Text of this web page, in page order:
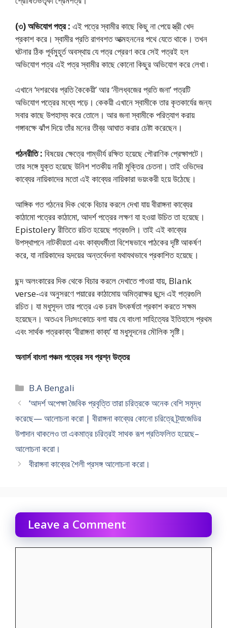
(৩) অভিযোগ পত্র : এই পত্রে স্বামীর কাছে কিছু না পেয়ে স্ত্রী খেদ
প্রকাশ করে। স্বামীর প্রতি রাগবশত আত্মহননের পথে যেতে থাকে। তখন
ঘটনার ঠিক পূর্বমুহূর্ত অবস্থায় যে পত্র প্রেরণ করে সেই পত্রই হল
অভিযোগ পত্র এই পত্র স্বামীর কাছে কোনো কিছুর অভিযোগ করে লেখা ৷
এখানে ‘দশরথের প্রতি কৈকেয়ী’ আর ‘নীলধ্বজের প্রতি জনা’ পত্রটি
অভিযোগ পত্রের মধ্যে পড়ে। কেকয়ী এখানে স্বামীকে তার কৃতকার্যের জন্য
সবার কাছে উপহাস্য করে তোলে। আর জনা স্বামীকে পরিত্যাগ করায়
গঙ্গাবক্ষে ঝাঁপ দিয়ে তাঁর মনের তীব্র আঘাত করার চেষ্টা করেছেন।
গঠনরীতি : বিষয়ের ক্ষেত্রে গাম্ভীর্য রক্ষিত হয়েছে পৌরাণিক প্রেক্ষাপটে।
তার সঙ্গে যুক্ত হয়েছে উনিশ শতকীয় নারী মুক্তির চেতনা। তাই ওভিদের
কাব্যের নায়িকাদের মতো এই কাব্যের নায়িকারা ভয়ংকরী হয়ে উঠেছে।
আঙ্গিক গত গঠনের দিক থেকে বিচার করলে দেখা যায় বীরাঙ্গনা কাব্যের
কাঠামো পত্রের কাঠামো, আদর্শ পত্রের লক্ষণ যা হওয়া উচিত তা হয়েছে।
Epistolery রীতিতে রচিত হয়েছে পত্রগুলি। তাই এই কাব্যের
উপস্থাপনে নাটকীয়তা এবং কাব্যধর্মীতা বিশেষভাবে পাঠকের দৃষ্টি আকর্ষণ
করে, যা নায়িকাদের হৃদয়ের অন্তর্বেদনা যথাযথভাবে প্রকাশিত হয়েছে।
ছন্দ অলংকারের দিক থেকে বিচার করলে দেখাতে পাওয়া যায়, Blank
verse-এর অনুসরণে পয়ারের কাঠামোয় অমিত্রাক্ষর ছন্দে এই পত্রগুলি
রচিত। যা মধুসূদন তার পত্রে এক চরম উৎকর্ষতা প্রকাশ করতে সক্ষম
হয়েছেন। অতএব নিঃসংকোচে বলা যায় যে বাংলা সাহিত্যের ইতিহাসে প্রথম
এবং সার্থক পত্রকাব্য ‘বীরাঙ্গনা কাব্য’ যা মধুসূদনের মৌলিক সৃষ্টি।
অনার্স বাংলা পঞ্চম পত্রের সব প্রশ্ন উত্তর
Categories
B.A Bengali
‘আদর্শ অপেক্ষা জৈবিক প্রবৃত্তি তারা চরিত্রকে অনেক বেশি সমৃদ্ধ
করেছে— আলোচনা করো | বীরাঙ্গনা কাব্যের কোনো চরিত্রে ট্র্যাজেডির
উপাদান থাকলেও তা একমাত্র চরিত্রই সাথক রূপ প্রতিফলিত হয়েছে–
আলোচনা করো।
বীরাঙ্গনা কাব্যের শৈলী প্রসঙ্গ আলোচনা করো।
Leave a Comment